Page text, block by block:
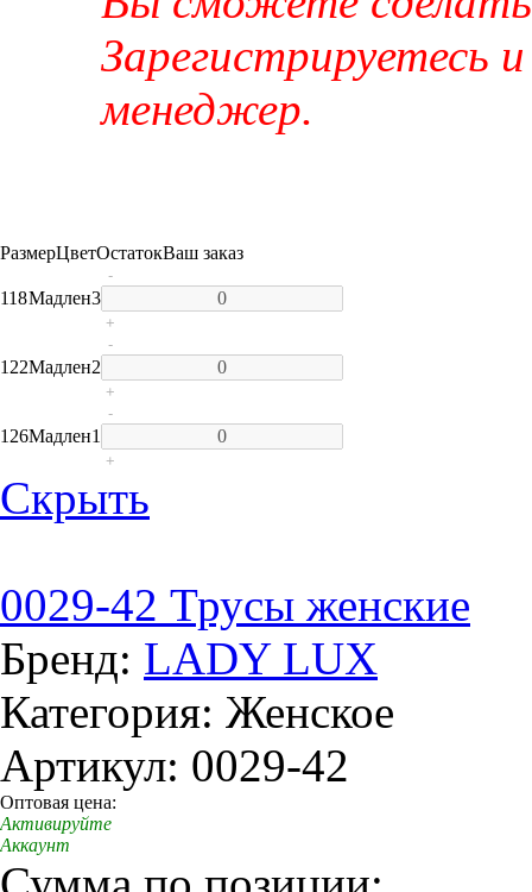
Зарегистрируетесь
менеджер.
РазмерЦветОстатокВаш заказ
118Мадлен3
-
+
122Мадлен2
-
+
126Мадлен1
-
+
Скрыть
0029-42 Трусы женские
Бренд: LADY LUX
Категория: Женское
Артикул: 0029-42
Оптовая цена:
Активируйте
Аккаунт